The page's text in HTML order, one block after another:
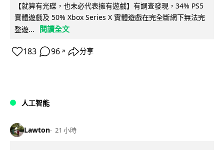
【就算有光碟，也未必代表擁有遊戲】有調查發現，34% PS5
實體遊戲及 50% Xbox Series X 實體遊戲在完全斷網下無法完
整遊...
閱讀全文
183 96 ↗ 分享
人工智能
Lawton 21 小時